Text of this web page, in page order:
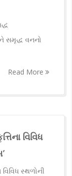
સમૃદ્ધ વનનો
Read More
વિવિધ
સ્થળોની